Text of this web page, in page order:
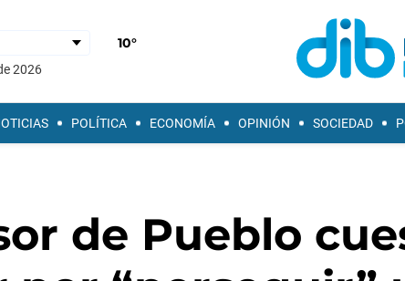
10°
2026
POLÍTICA ECONOMÍA OPINIÓN SOCIEDAD
de Pueblo